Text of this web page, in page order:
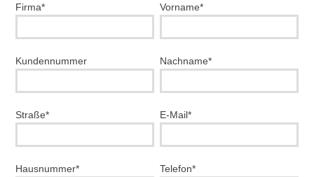
Firma*
Kundennummer
Straße*
Hausnummer*
Vorname*
Nachname*
E-Mail*
Telefon*